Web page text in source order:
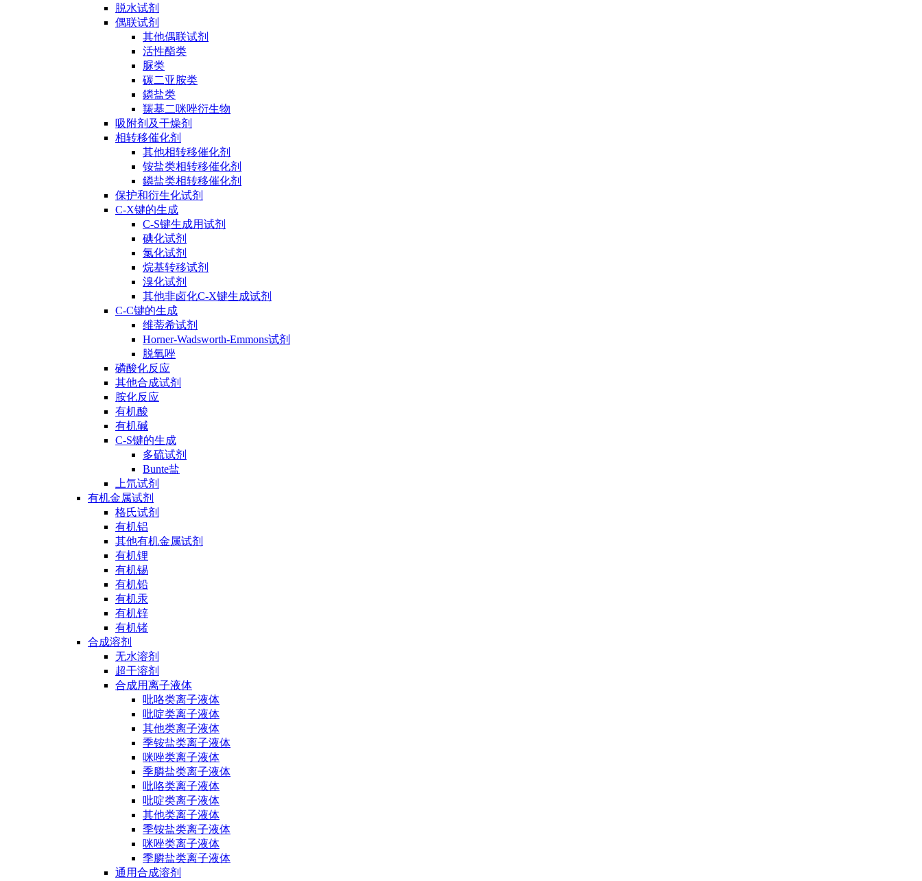
脱水试剂
偶联试剂
其他偶联试剂
活性酯类
脲类
碳二亚胺类
鏻盐类
羰基二咪唑衍生物
吸附剂及干燥剂
相转移催化剂
其他相转移催化剂
铵盐类相转移催化剂
鏻盐类相转移催化剂
保护和衍生化试剂
C-X键的生成
C-S键生成用试剂
碘化试剂
氯化试剂
烷基转移试剂
溴化试剂
其他非卤化C-X键生成试剂
C-C键的生成
维蒂希试剂
Horner-Wadsworth-Emmons试剂
脱氧唑
磷酸化反应
其他合成试剂
胺化反应
有机酸
有机碱
C-S键的生成
多硫试剂
Bunte盐
上氘试剂
有机金属试剂
格氏试剂
有机铝
其他有机金属试剂
有机锂
有机锡
有机铅
有机汞
有机锌
有机锗
合成溶剂
无水溶剂
超干溶剂
合成用离子液体
吡咯类离子液体
吡啶类离子液体
其他类离子液体
季铵盐类离子液体
咪唑类离子液体
季膦盐类离子液体
吡咯类离子液体
吡啶类离子液体
其他类离子液体
季铵盐类离子液体
咪唑类离子液体
季膦盐类离子液体
通用合成溶剂